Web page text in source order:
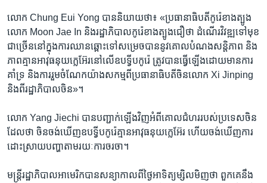
លោក Chung Eui Yong បាន​និយាយ​ថា៖ «ប្រធានាធិបតី​កូរ៉េ​ខាង​ត្បូង​
លោក Moon Jae In និង​រដ្ឋាភិបាល​កូរ៉េ​ខាង​ត្បូង​ជឿ​ថា ដំណើរ​វិវឌ្ឍ​ទៅ​មុខ​
ជា​ច្រើន​នៅ​ក្នុង​ការ​ឈាន​ឆ្ពោះ​ទៅ​សម្រេច​បាន​នូវ​គោល​បំណង​សន្តិភាព និង​
ភាព​គ្មាន​អាវុធ​នុយក្លេអ៊ែរ​នៅ​លើ​ឧបទ្វីប​កូរ៉េ ត្រូវ​បាន​ធ្វើ​ឡើង​ដោយ​មាន​ការ​
គាំទ្រ និង​ការ​រួម​ចំណែក​យ៉ាង​សកម្ម​ពី​ប្រធានាធិបតី​ចិន​លោក Xi Jinping
និង​ពី​រដ្ឋាភិបាល​ចិន»។
លោក Yang Jiechi បាន​បញ្ជាក់​ឡើង​វិញ​អំពី​គោល​ជំហរ​របស់​ប្រទេស​ចិន​
ដែល​ថា ចិន​ចង់​ឃើញ​ឧបទ្វីប​កូរ៉េ​គ្មាន​អាវុធ​នុយក្លេអ៊ែរ ហើយ​ចង់​ឃើញ​ការ​
ដោះស្រាយ​បញ្ហា​តាម​រយៈ​ការ​ចរចា។
មន្ត្រី​រដ្ឋាភិបាល​អាមេរិក​បាន​សន្យា​កាល​ពី​ថ្ងៃ​អាទិត្យ​ម្សិលមិញ​ថា ពួកគេ​នឹង​